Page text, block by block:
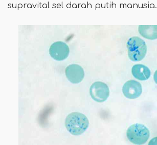
supravital sel darah putih manusia.